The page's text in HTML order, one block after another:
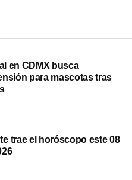
en CDMX busca
para mascotas tras
trae el horóscopo este 08